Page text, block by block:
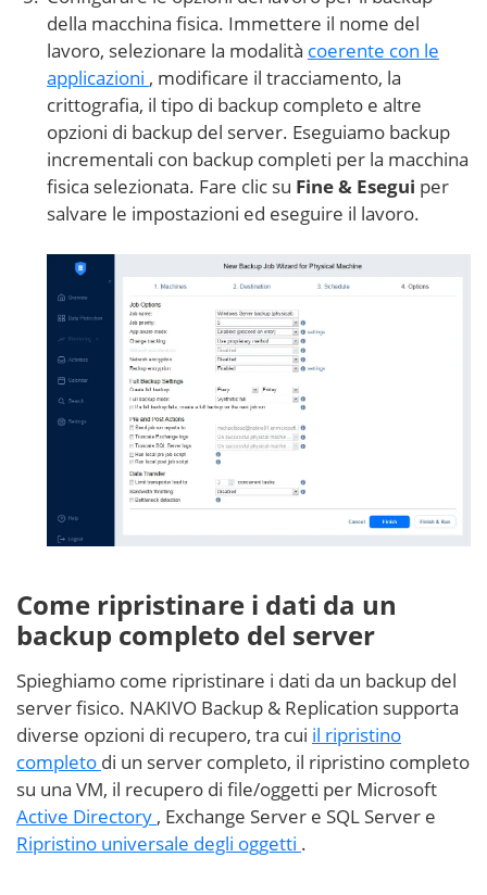
della macchina fisica. Immettere il nome del
lavoro, selezionare la modalità coerente con le
applicazioni , modificare il tracciamento, la
crittografia, il tipo di backup completo e altre
opzioni di backup del server. Eseguiamo backup
incrementali con backup completi per la macchina
fisica selezionata. Fare clic su Fine & Esegui per
salvare le impostazioni ed eseguire il lavoro.
Come ripristinare i dati da un
backup completo del server
Spieghiamo come ripristinare i dati da un backup del
server fisico. NAKIVO Backup & Replication supporta
diverse opzioni di recupero, tra cui il ripristino
completo di un server completo, il ripristino completo
su una VM, il recupero di file/oggetti per Microsoft
Active Directory , Exchange Server e SQL Server e
Ripristino universale degli oggetti .